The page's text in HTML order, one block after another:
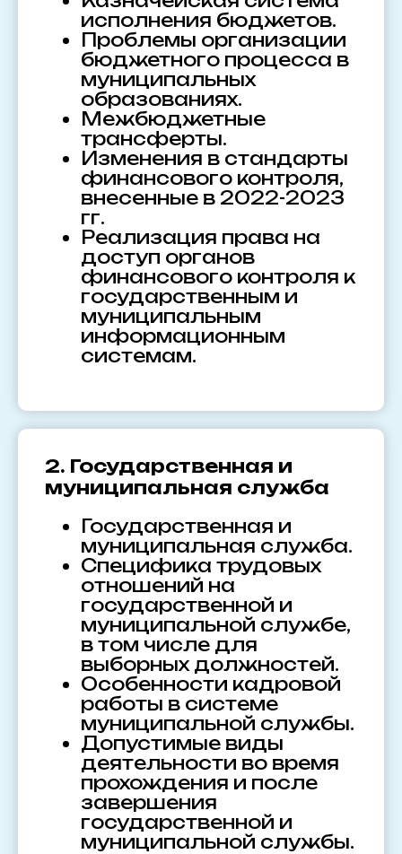
исполнения бюджетов.
Проблемы организации
бюджетного процесса в
муниципальных
образованиях.
Межбюджетные
трансферты.
Изменения в стандарты
финансового контроля,
внесенные в 2022-2023
гг.
Реализация права на
доступ органов
финансового контроля к
государственным и
муниципальным
информационным
системам.
2. Государственная и
муниципальная служба
Государственная и
муниципальная служба.
Специфика трудовых
отношений на
государственной и
муниципальной службе,
в том числе для
выборных должностей.
Особенности кадровой
работы в системе
муниципальной службы.
Допустимые виды
деятельности во время
прохождения и после
завершения
государственной и
муниципальной службы.